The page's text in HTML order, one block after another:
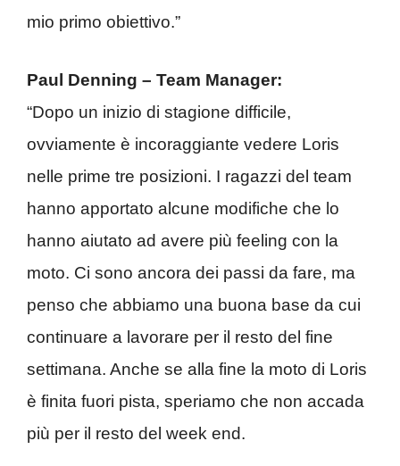
mio primo obiettivo.”
Paul Denning – Team Manager:
“Dopo un inizio di stagione difficile,
ovviamente è incoraggiante vedere Loris
nelle prime tre posizioni. I ragazzi del team
hanno apportato alcune modifiche che lo
hanno aiutato ad avere più feeling con la
moto. Ci sono ancora dei passi da fare, ma
penso che abbiamo una buona base da cui
continuare a lavorare per il resto del fine
settimana. Anche se alla fine la moto di Loris
è finita fuori pista, speriamo che non accada
più per il resto del week end.